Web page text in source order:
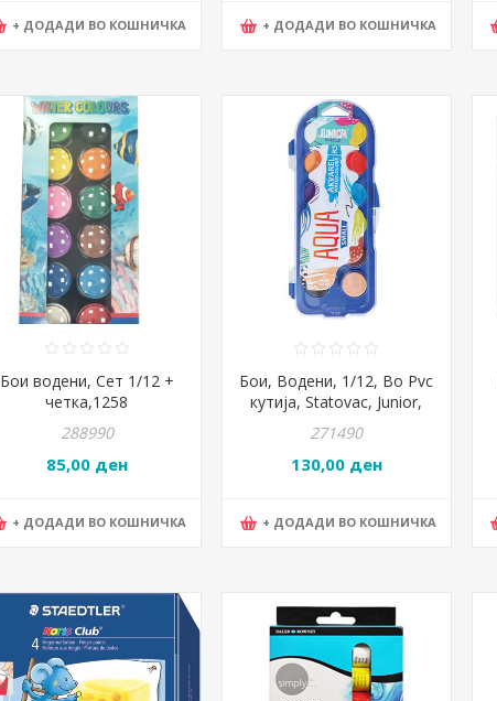
+ ДОДАДИ ВО КОШНИЧКА + ДОДАДИ ВО КОШНИЧКА
Бои водени, Сет 1/12 +
четка,1258
288990
85,00 ден
+ ДОДАДИ ВО КОШНИЧКА
Бои, Водени, 1/12, Во Pvc
кутија, Statovac, Junior,
AquaReal, 130702
271490
130,00 ден
+ ДОДАДИ ВО КОШНИЧКА